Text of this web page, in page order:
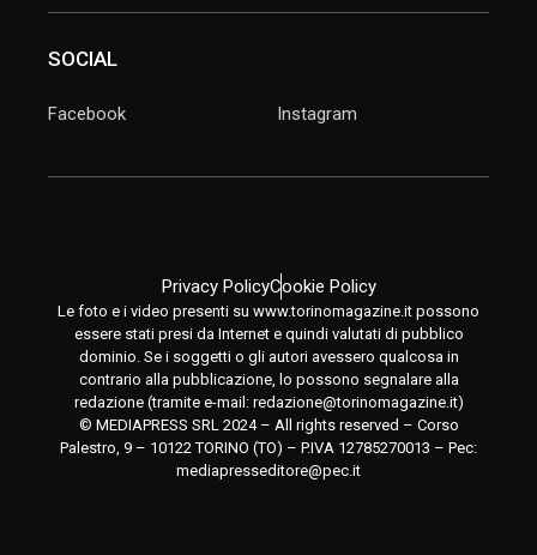
SOCIAL
Facebook Instagram
Privacy PolicyCookie Policy
Le foto e i video presenti su www.torinomagazine.it possono
essere stati presi da Internet e quindi valutati di pubblico
dominio. Se i soggetti o gli autori avessero qualcosa in
contrario alla pubblicazione, lo possono segnalare alla
redazione (tramite e-mail: redazione@torinomagazine.it)
© MEDIAPRESS SRL 2024 – All rights reserved – Corso
Palestro, 9 – 10122 TORINO (TO) – P.IVA 12785270013 – Pec:
mediapresseditore@pec.it